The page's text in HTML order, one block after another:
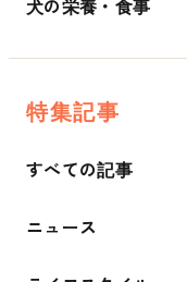
犬の栄養・食事
特集記事
すべての記事
ニュース